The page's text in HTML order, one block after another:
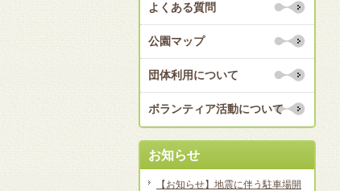
よくある質問
公園マップ
団体利用について
ボランティア活動について
お知らせ
【お知らせ】地震に伴う駐車場開